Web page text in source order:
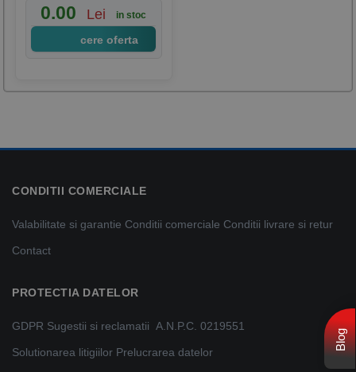
0.00 Lei in stoc
cere oferta
CONDITII COMERCIALE
Valabilitate si garantie Conditii comerciale Conditii livrare si retur
Contact
PROTECTIA DATELOR
GDPR Sugestii si reclamatii A.N.P.C. 0219551
Solutionarea litigiilor Prelucrarea datelor
Blog